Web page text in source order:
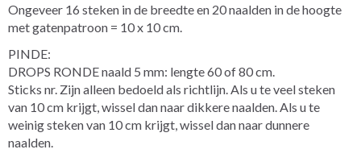
Ongeveer 16 steken in de breedte en 20 naalden in de hoogte
met gatenpatroon = 10 x 10 cm.
PINDE:
DROPS RONDE naald 5 mm: lengte 60 of 80 cm.
Sticks nr. Zijn alleen bedoeld als richtlijn. Als u te veel steken
van 10 cm krijgt, wissel dan naar dikkere naalden. Als u te
weinig steken van 10 cm krijgt, wissel dan naar dunnere
naalden.